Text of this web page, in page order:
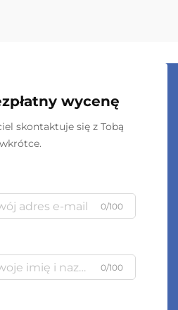
wycenę
skontaktuje się z Tobą
wkrótce.
0/100
0/100